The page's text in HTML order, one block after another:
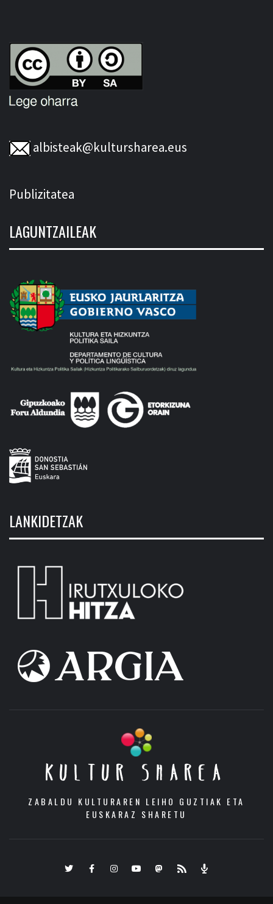
albisteak@kultursharea.eus
Publizitatea
LAGUNTZAILEAK
LANKIDETZAK
KULTUR SHAREA
ZABALDU KULTURAREN LEIHO GUZTIAK ETA
EUSKARAZ SHARETU
TwitterFacebookInstagramYoutubeMastodon.eus
RSS Podcast